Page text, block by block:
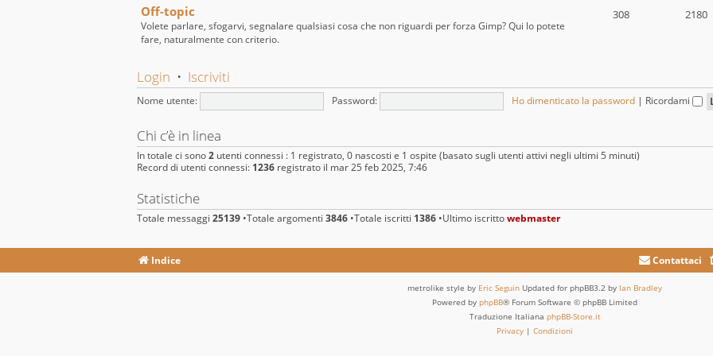
Off-topic
Volete parlare, sfogarvi, segnalare qualsiasi cosa che non riguardi per forza Gimp? Qui lo potete
fare, naturalmente con criterio.
308 2180
Login • Iscriviti
Nome utente: Password: Ho dimenticato la password | Ricordami
Chi c’è in linea
In totale ci sono2 utenti connessi : 1 registrato, 0 nascosti e 1 ospite (basato sugli utenti attivi negli ultimi 5 minuti)
Record di utenti connessi: 1236 registrato il mar 25 feb 2025, 7:46
Statistiche
Totale messaggi 25139 •Totale argomenti 3846 •Totale iscritti 1386 •Ultimo iscrittowebmaster
Indice Contattaci
metrolike style by Eric Seguin Updated for phpBB3.2 by Ian Bradley
Powered by phpBB® Forum Software © phpBB Limited
Traduzione Italiana phpBB-Store.it
Privacy | Condizioni